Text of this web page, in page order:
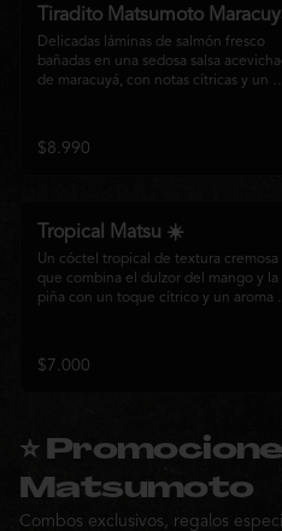
Tiradito Matsumoto
Delicadas láminas de salmón fresco
bañadas en una sedosa salsa
de maracuyá, con notas cítricas y un
de ají rojo, aceite de cilantro, brotes
frescos y pimienta recién molida. Un
$8.990
Tropical Matsu ☀️
Un cóctel tropical de textura cremosa
que combina el dulzor del mango y la
piña con un toque cítrico y un aroma
nikkei de Matsumoto.
$7.000
⭐
Matsumoto
Combos exclusivos, regalos